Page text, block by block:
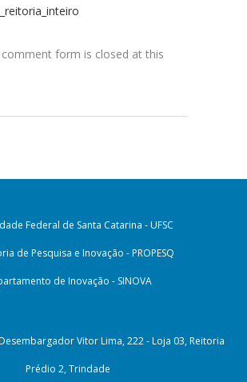
form is closed at this
Federal de Santa Catarina - UFSC
de Pesquisa e Inovação - PROPESQ
de Inovação - SINOVA
Vitor Lima, 222 - Loja 03, Reitoria
Prédio 2, Trindade